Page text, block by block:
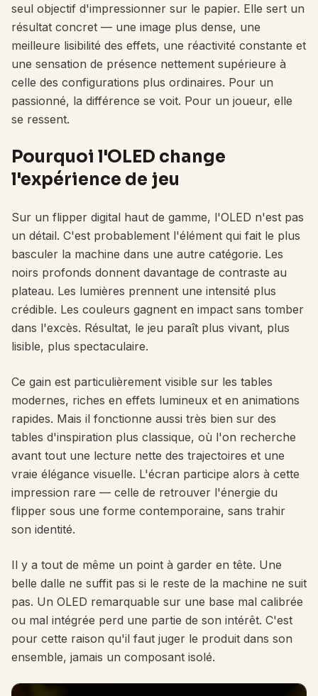
seul objectif d'impressionner sur le papier. Elle sert un
résultat concret — une image plus dense, une
meilleure lisibilité des effets, une réactivité constante et
une sensation de présence nettement supérieure à
celle des configurations plus ordinaires. Pour un
passionné, la différence se voit. Pour un joueur, elle
se ressent.
Pourquoi l'OLED change
l'expérience de jeu
Sur un flipper digital haut de gamme, l'OLED n'est pas
un détail. C'est probablement l'élément qui fait le plus
basculer la machine dans une autre catégorie. Les
noirs profonds donnent davantage de contraste au
plateau. Les lumières prennent une intensité plus
crédible. Les couleurs gagnent en impact sans tomber
dans l'excès. Résultat, le jeu paraît plus vivant, plus
lisible, plus spectaculaire.
Ce gain est particulièrement visible sur les tables
modernes, riches en effets lumineux et en animations
rapides. Mais il fonctionne aussi très bien sur des
tables d'inspiration plus classique, où l'on recherche
avant tout une lecture nette des trajectoires et une
vraie élégance visuelle. L'écran participe alors à cette
impression rare — celle de retrouver l'énergie du
flipper sous une forme contemporaine, sans trahir
son identité.
Il y a tout de même un point à garder en tête. Une
belle dalle ne suffit pas si le reste de la machine ne suit
pas. Un OLED remarquable sur une base mal calibrée
ou mal intégrée perd une partie de son intérêt. C'est
pour cette raison qu'il faut juger le produit dans son
ensemble, jamais un composant isolé.